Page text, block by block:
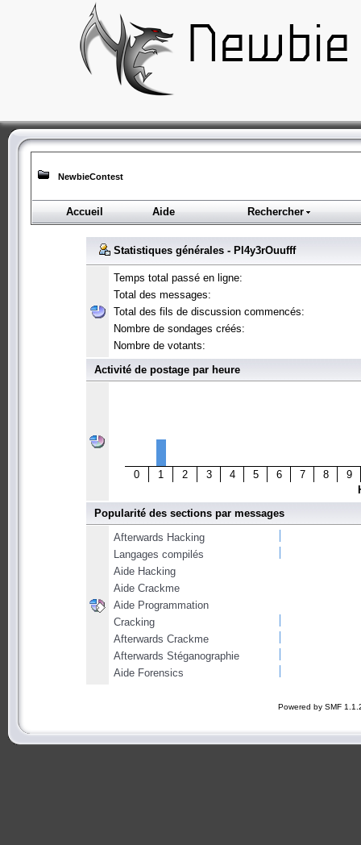
NewbieContest
Accueil Aide Rechercher
Statistiques générales - Pl4y3rOuufff
Temps total passé en ligne:
Total des messages:
Total des fils de discussion commencés:
Nombre de sondages créés:
Nombre de votants:
Activité de postage par heure
0 1 2 3 4 5 6 7 8
9
Popularité des sections par messages
Afterwards Hacking
Langages compilés
Aide Hacking
Aide Crackme
Aide Programmation
Cracking
Afterwards Crackme
Afterwards Stéganographie
Aide Forensics
Powered by SMF